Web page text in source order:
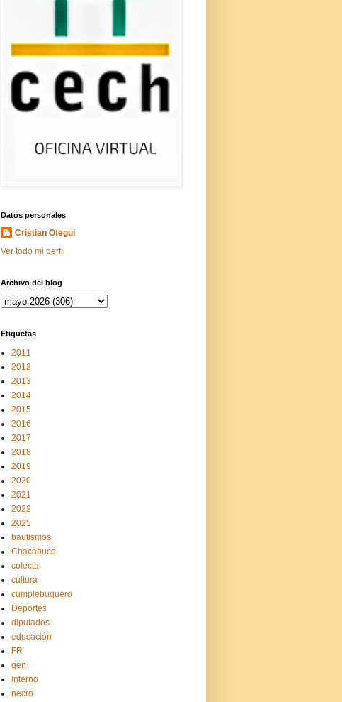
Datos personales
Cristian Otegui
Ver todo mi perfil
Archivo del blog
Etiquetas
2011
2012
2013
2014
2015
2016
2017
2018
2019
2020
2021
2022
2025
bautismos
Chacabuco
colecta
cultura
cumplebuquero
Deportes
diputados
educación
FR
gen
interno
necro